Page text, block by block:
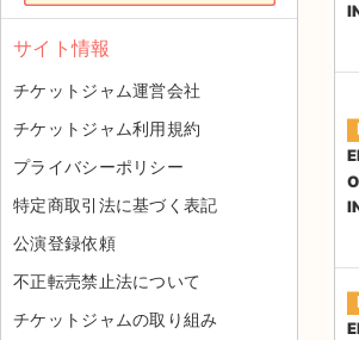
サイト情報
チケットジャム運営会社
チケットジャム利用規約
プライバシーポリシー
特定商取引法に基づく表記
公演登録依頼
不正転売禁止法について
チケットジャムの取り組み